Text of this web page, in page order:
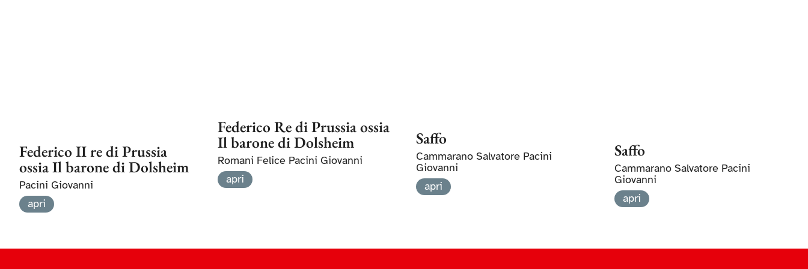
Federico II re di Prussia
ossia Il barone di Dolsheim
Pacini Giovanni
apri
Federico Re di Prussia ossia
Il barone di Dolsheim
Romani Felice Pacini Giovanni
apri
Saffo
Cammarano Salvatore Pacini
Giovanni
apri
Saffo
Cammarano Salvatore Pacini
Giovanni
apri